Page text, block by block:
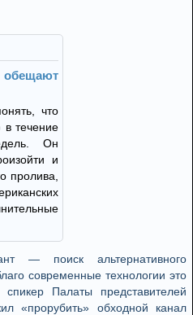
что
течение
Он
и
пролива,
— поиск альтернативного
современные технологии это
Палаты представителей
«прорубить» обходной канал